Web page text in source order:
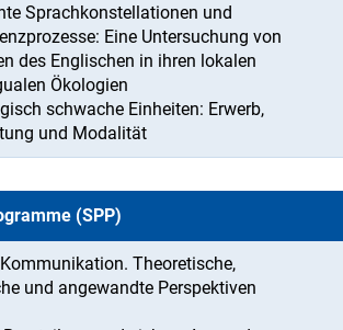
Sprachkonstellationen und
Eine Untersuchung von
des Englischen in ihren lokalen
Ökologien
schwache Einheiten: Erwerb,
und Modalität
(SPP)
Theoretische,
und angewandte Perspektiven